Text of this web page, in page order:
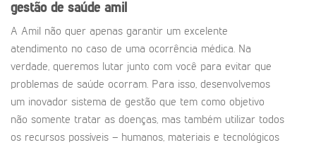
gestão de saúde amil
A Amil não quer apenas garantir um excelente
atendimento no caso de uma ocorrência médica. Na
verdade, queremos lutar junto com você para evitar que
problemas de saúde ocorram. Para isso, desenvolvemos
um inovador sistema de gestão que tem como objetivo
não somente tratar as doenças, mas também utilizar todos
os recursos possíveis – humanos, materiais e tecnológicos